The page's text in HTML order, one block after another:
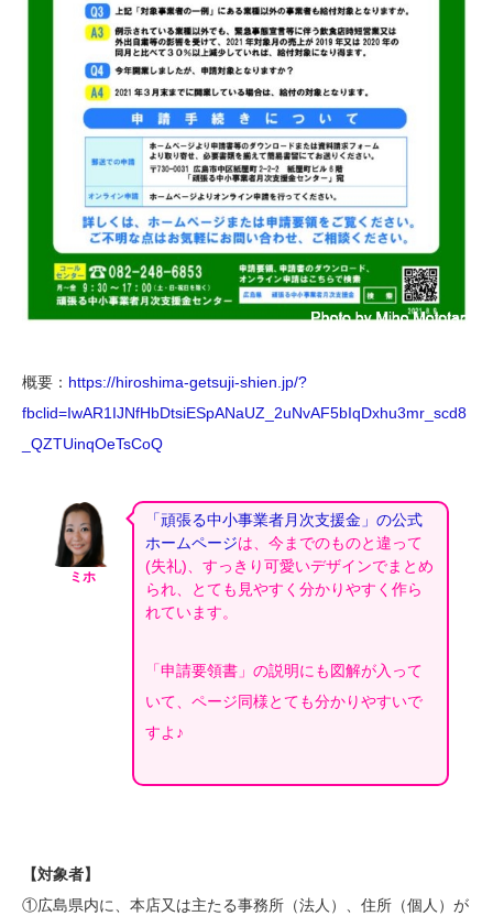
概要： https://hiroshima-getsuji-shien.jp/?
fbclid=IwAR1IJNfHbDtsiESpANaUZ_2uNvAF5bIqDxhu3mr_scd8
_QZTUinqOeTsCoQ
ミホ
「頑張る中小事業者月次支援金」の公式
ホームページは、今までのものと違って
(失礼)、すっきり可愛いデザインでまとめ
られ、とても見やすく分かりやすく作ら
れています。
「申請要領書」の説明にも図解が入って
いて、ページ同様とても分かりやすいで
すよ♪
【対象者】
①広島県内に、本店又は主たる事務所（法人）、住所（個人）が